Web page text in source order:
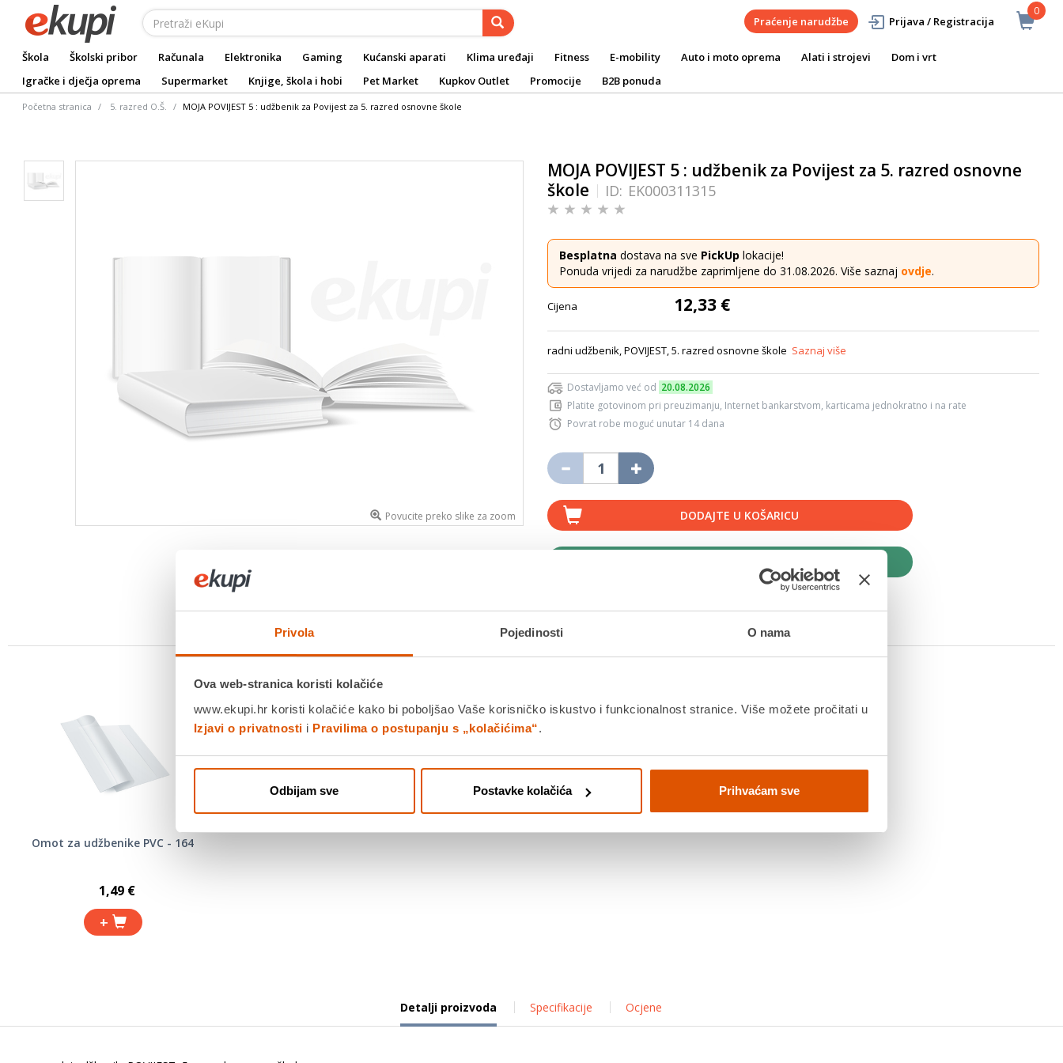
Privola Pojedinosti O nama
Ova web-stranica koristi kolačiće
www.ekupi.hr koristi kolačiće kako bi poboljšao Vaše korisničko iskustvo i funkcionalnost stranice. Više možete pročitati u
Izjavi o privatnosti i Pravilima o postupanju s „kolačićima“.
Odbijam sve Postavke kolačića Prihvaćam sve
0
Praćenje narudžbe Prijava / Registracija
Škola Školski pribor Računala Elektronika Gaming Kućanski aparati Klima uređaji Fitness E-mobility Auto i moto oprema Alati i strojevi
Dom i vrt
Igračke i dječja oprema
Supermarket Knjige, škola i hobi Pet Market Kupkov Outlet Promocije B2B ponuda
Početna stranica 5. razred O.Š. MOJA POVIJEST 5 : udžbenik za Povijest za 5. razred osnovne škole
Povucite preko slike za zoom
MOJA POVIJEST 5 : udžbenik za Povijest za 5. razred osnovne
škole
ID: EK000311315
Besplatna dostava na sve PickUp lokacije!
Ponuda vrijedi za narudžbe zaprimljene do 31.08.2026. Više saznaj ovdje.
Cijena 12,33 €
radni udžbenik, POVIJEST, 5. razred osnovne škole Saznaj više
Dostavljamo već od 20.08.2026
Platite gotovinom pri preuzimanju, Internet bankarstvom, karticama jednokratno i na rate
Povrat robe moguć unutar 14 dana
DODAJTE U KOŠARICU
MOGLO BI VAS ZANIMATI I OVO
Omot za udžbenike PVC - 164
1,49 €
+
Detalji proizvoda Specifikacije Ocjene